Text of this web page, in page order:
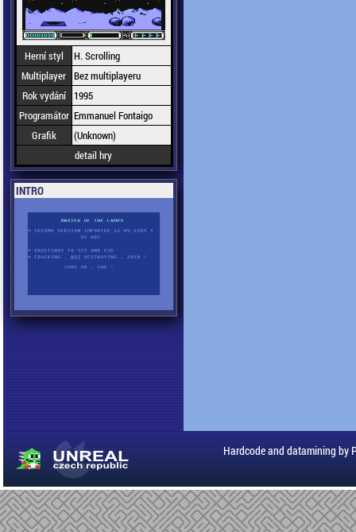
Herní styl
H. Scrolling
Multiplayer Bez multiplayeru
Rok vydání
1995
Programátor Emmanuel Fontaigo
Grafik
(Unknown)
detail hry
INTRO
Hardcode and datamining by